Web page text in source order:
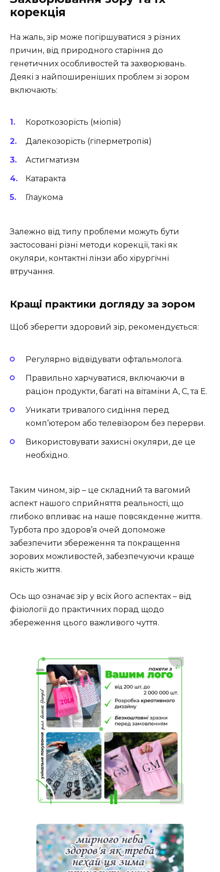
корекція
На жаль, зір може погіршуватися з різних
причин, від природного старіння до
генетичних особливостей та захворювань.
Деякі з найпоширеніших проблем зі зором
включають:
Короткозорість (міопія)
Далекозорість (гіперметропія)
Астигматизм
Катаракта
Глаукома
Залежно від типу проблеми можуть бути
застосовані різні методи корекції, такі як
окуляри, контактні лінзи або хірургічні
втручання.
Кращі практики догляду за зором
Щоб зберегти здоровий зір, рекомендується:
Регулярно відвідувати офтальмолога.
Правильно харчуватися, включаючи в
раціон продукти, багаті на вітаміни A, C, та E.
Уникати тривалого сидіння перед
комп’ютером або телевізором без перерви.
Використовувати захисні окуляри, де це
необхідно.
Таким чином, зір – це складний та вагомий
аспект нашого сприйняття реальності, що
глибоко впливає на наше повсякденне життя.
Турбота про здоров’я очей допоможе
забезпечити збереження та покращення
зорових можливостей, забезпечуючи краще
якість життя.
Ось що означає зір у всіх його аспектах – від
фізіології до практичних порад щодо
збереження цього важливого чуття.